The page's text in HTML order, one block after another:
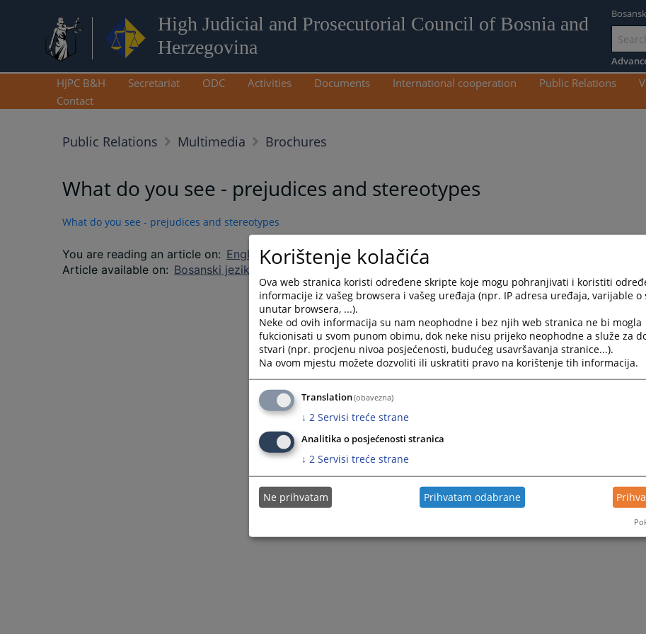
High Judicial and Prosecutorial Council of Bosnia and
Herzegovina
Go
to
main
HJPC B&H Secretariat ODC Activities Documents International cooperation Public Relations
Contact
Public Relations Multimedia Brochures
What do you see - prejudices and stereotypes
What do you see - prejudices and stereotypes
You are reading an article on: English language
Article available on: Bosanski jezik Српски језик
Korištenje kolačića
Ova web stranica koristi određene skripte koje mogu pohranjivati i koristiti
informacije iz vašeg browsera i vašeg uređaja (npr. IP adresa uređaja, varijable o
unutar browsera, ...).
Neke od ovih informacija su nam neophodne i bez njih web stranica ne bi mogla
fukcionisati u svom punom obimu, dok neke nisu prijeko neophodne a služe za
stvari (npr. procjenu nivoa posjećenosti, budućeg usavršavanja stranice...).
Na ovom mjestu možete dozvoliti ili uskratiti pravo na korištenje tih informacija.
Translation(obavezna)
↓ 2 Servisi treće strane
Analitika o posjećenosti stranica
↓ 2 Servisi treće strane
Ne prihvatam Prihvatam odabrane